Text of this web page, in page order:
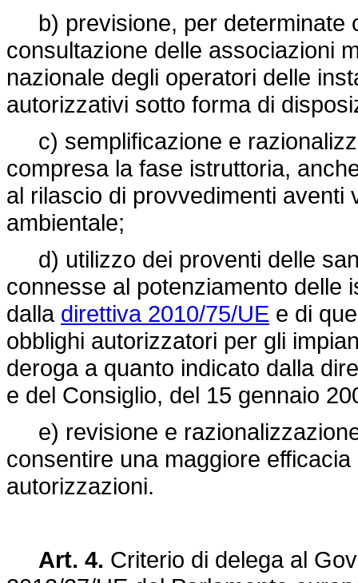
b) previsione, per determinate
consultazione delle associazioni
nazionale degli operatori delle
autorizzativi sotto forma di
c) semplificazione e
compresa la fase istruttoria,
al rilascio di provvedimenti
ambientale;
d) utilizzo dei proventi delle
connesse al potenziamento delle
dalla direttiva 2010/75/UE e di
obblighi autorizzatori per gli
deroga a quanto indicato dalla
e del Consiglio, del 15 gennaio
e) revisione e
consentire una maggiore
autorizzazioni.
Art. 4. Criterio di delega al